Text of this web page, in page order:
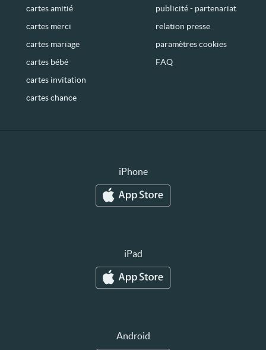
cartes amitié
cartes merci
cartes mariage
cartes bébé
cartes invitation
cartes chance
publicité - partenariat
relation presse
paramètres cookies
FAQ
iPhone
iPad
Android